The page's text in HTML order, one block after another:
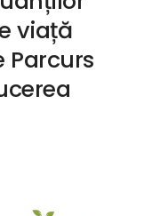
viață
Parcurs